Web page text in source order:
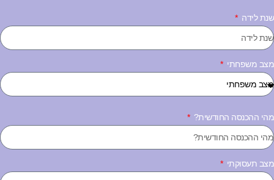
לידה
משפחתי
ההכנסה החודשית?
תעסוקתי